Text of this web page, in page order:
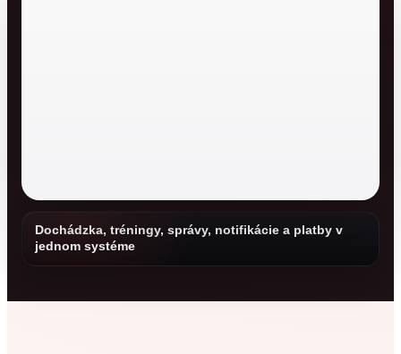
Dochádzka, tréningy, správy, notifikácie a platby v
jednom systéme